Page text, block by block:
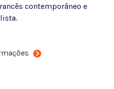
contemporâneo e